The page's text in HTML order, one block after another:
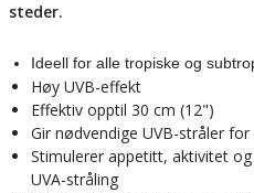
steder.
Ideell for alle tropiske og
Høy UVB-effekt
Effektiv opptil 30 cm (12")
Gir nødvendige UVB-stråler
Stimulerer appetitt, aktivitet
UVA-stråling